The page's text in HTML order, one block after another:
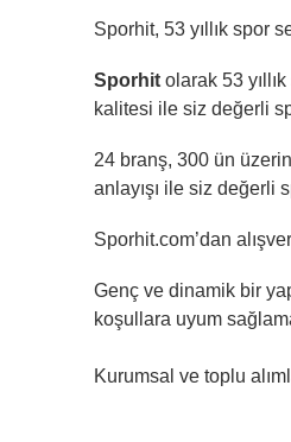
Sporhit, 53 yıllık spor
Sporhit olarak 53
kalitesi ile siz değerli
24 branş, 300 ün
anlayışı ile siz değerli
Sporhit.com’dan
Genç ve dinamik bir
koşullara uyum
Kurumsal ve toplu